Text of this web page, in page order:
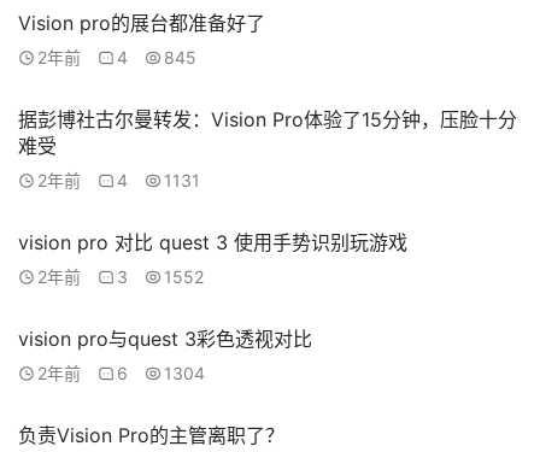
Vision pro的展台都准备好了
2年前 4 845
据彭博社古尔曼转发：Vision Pro体验了15分钟，压脸十分
难受
2年前 4 1131
vision pro 对比 quest 3 使用手势识别玩游戏
2年前 3 1552
vision pro与quest 3彩色透视对比
2年前 6 1304
负责Vision Pro的主管离职了？